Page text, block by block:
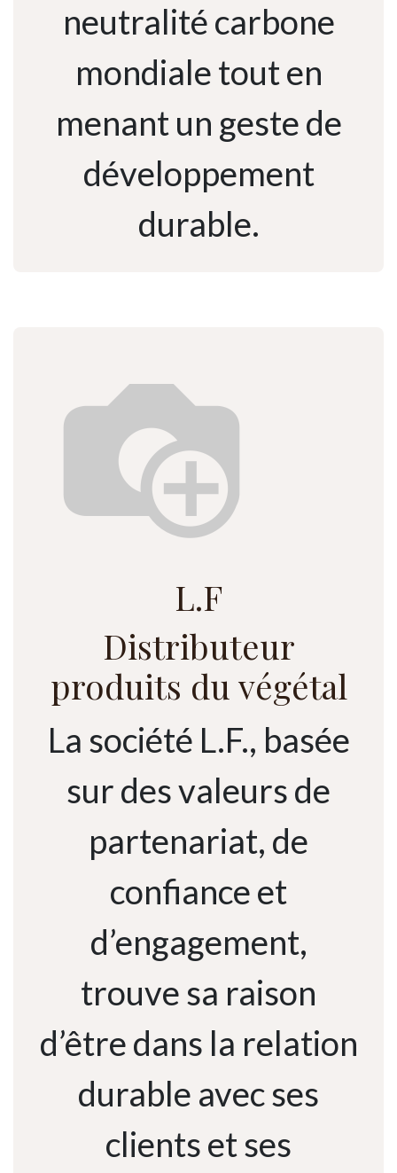
neutralité carbone
mondiale tout en
menant un geste de
développement
durable.
L.F
Distributeur
produits du végétal
La société L.F., basée
sur des valeurs de
partenariat, de
confiance et
d’engagement,
trouve sa raison
d’être dans la relation
durable avec ses
clients et ses